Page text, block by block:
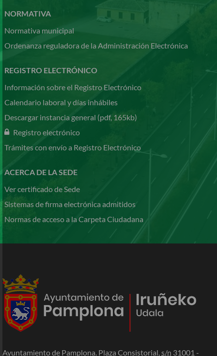
NORMATIVA
Normativa municipal
Ordenanza reguladora de la Administración Electrónica
REGISTRO ELECTRÓNICO
Información sobre el Registro Electrónico
Calendario laboral y días inhábiles
Descargar instancia general (pdf, 165kb)
Registro electrónico
Trámites con envío a Registro Electrónico
ACERCA DE LA SEDE
Ver certificado de Sede
Sistemas de firma electrónica admitidos
Normas de acceso a la Carpeta Ciudadana
Ayuntamiento de Pamplona. Plaza Consistorial,s/n 31001 -